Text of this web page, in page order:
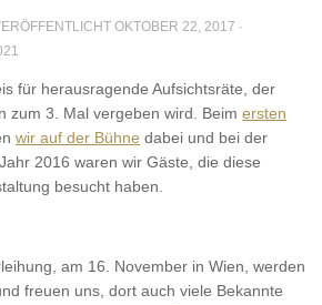
OKTOBER 22, 2017 ·
für herausragende Aufsichtsräte, der
zum 3. Mal vergeben wird. Beimersten
wir auf der Bühne dabei und bei der
2016 waren wir Gäste, die diese
besucht haben.
am 16. November in Wien, werden
freuen uns, dort auch viele Bekannte